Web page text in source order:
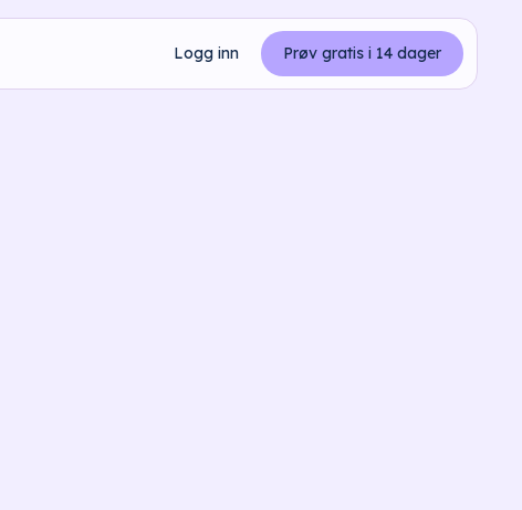
Logg inn Prøv gratis i 14 dager